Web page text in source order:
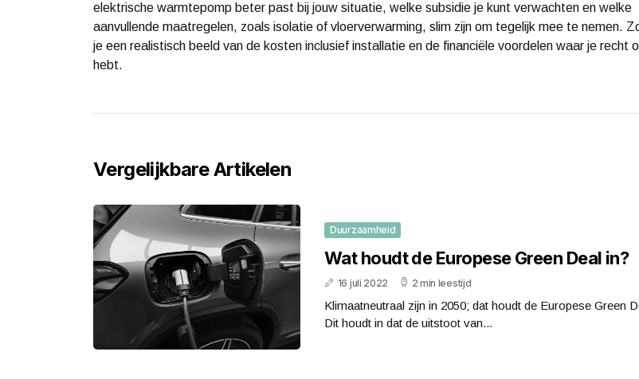
elektrische warmtepomp beter past bij jouw situatie, welke subsidie je kunt verwachten en welke
aanvullende maatregelen, zoals isolatie of vloerverwarming, slim zijn om tegelijk mee te nemen.
je een realistisch beeld van de kosten inclusief installatie en de financiële voordelen waar je recht
hebt.
Vergelijkbare Artikelen
Duurzaamheid
Wat houdt de Europese Green Deal in?
16 juli 2022 2 min leestijd
Klimaatneutraal zijn in 2050; dat houdt de Europese Green
Dit houdt in dat de uitstoot van...